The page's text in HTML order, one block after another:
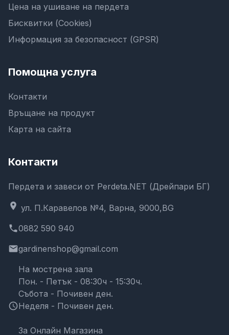
Цена на ушиване на пердета
Бисквитки (Cookies)
Информация за безопасност (GPSR)
Помощна услуга
Контакти
Връщане на продукт
Карта на сайта
Контакти
Пердета и завеси от Perdeta.NET (Дрейпари БГ)
location_on ул. П.Каравелов №4, Варна, 9000,BG
phone0882 590 940
emailgardinenshop@gmail.com
schedule
На мострена зала
Пон. - Петък - 08:30ч - 15:30ч.
Събота - Почивен ден.
Неделя - Почивен ден.
За Онлайн Магазина